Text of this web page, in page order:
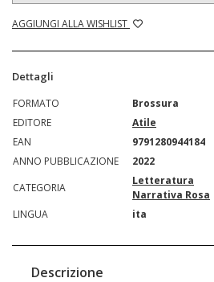
AGGIUNGI ALLA WISHLIST
Dettagli
FORMATO
Brossura
EDITORE
Atile
EAN
9791280944184
ANNO PUBBLICAZIONE
2022
CATEGORIA
Letteratura
Narrativa Rosa
LINGUA
ita
Descrizione